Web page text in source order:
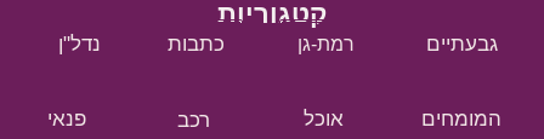
קטגוריות
גבעתיים רמת-גן כתבות נדל"ן
המומחים אוכל רכב פנאי